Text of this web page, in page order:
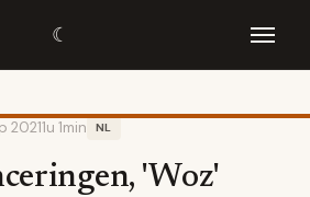
☾
20211u 1min NL
'Woz'